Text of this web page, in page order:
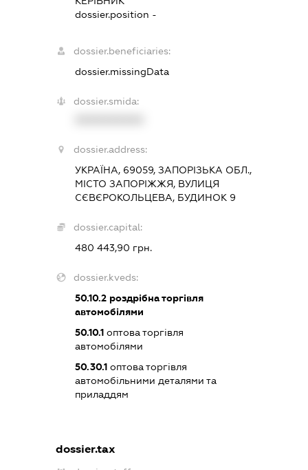
dossier.position -
dossier.beneficiaries:
dossier.missingData
dossier.smida:
dossier.address:
УКРАЇНА, 69059, ЗАПОРІЗЬКА ОБЛ.,
МІСТО ЗАПОРІЖЖЯ, ВУЛИЦЯ
СЄВЄРОКОЛЬЦЕВА, БУДИНОК 9
dossier.capital:
480 443,90 грн.
dossier.kveds:
50.10.2роздрібна торгівля
автомобілями
50.10.1оптова торгівля
автомобілями
50.30.1оптова торгівля
автомобільними деталями та
приладдям
dossier.tax